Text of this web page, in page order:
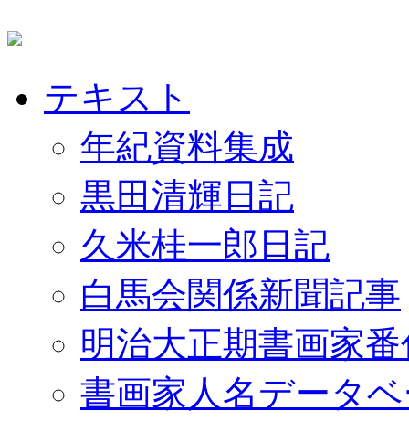
テキスト
年紀資料集成
黒田清輝日記
久米桂一郎日記
白馬会関係新聞記事
明治大正期書画家
書画家人名データ